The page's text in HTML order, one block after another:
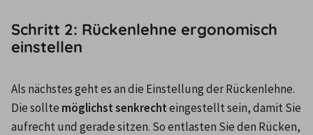
Schritt 2: Rückenlehne ergonomisch
einstellen
Als nächstes geht es an die Einstellung der Rückenlehne.
Die sollte möglichst senkrecht eingestellt sein, damit Sie
aufrecht und gerade sitzen. So entlasten Sie den Rücken,